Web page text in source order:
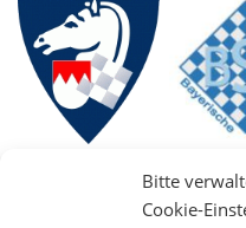
Bitte
Cookie-